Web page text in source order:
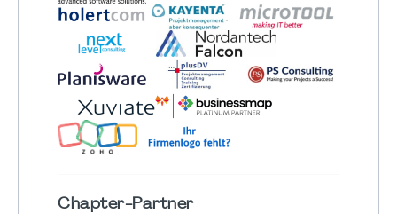
Chapter-Partner